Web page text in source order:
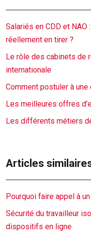
Salariés en CDD et
réellement en tirer ?
Le rôle des cabinets de
internationale
Comment postuler à une
Les meilleures offres
Les différents métiers
Articles
Pourquoi faire appel à
Sécurité du travailleur
dispositifs en ligne